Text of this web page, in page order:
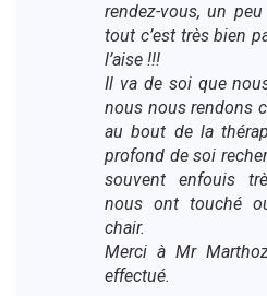
rendez-vous, un
tout c’est très bien
l’aise !!!
Il va de soi que
nous nous rendons
au bout de la
profond de soi
souvent enfouis
nous ont touché
chair.
Merci à Mr
effectué.